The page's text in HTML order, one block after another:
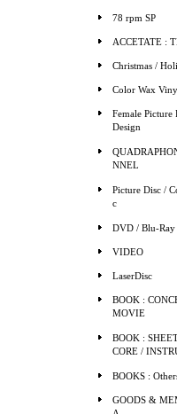
78 rpm SP
ACCETATE :
Christmas /
Color Wax
Female Picture
Design
NNEL
Picture Disc /
c
DVD / Blu-Ray
VIDEO
LaserDisc
BOOK :
MOVIE
BOOK :
CORE /
BOOKS :
GOODS &